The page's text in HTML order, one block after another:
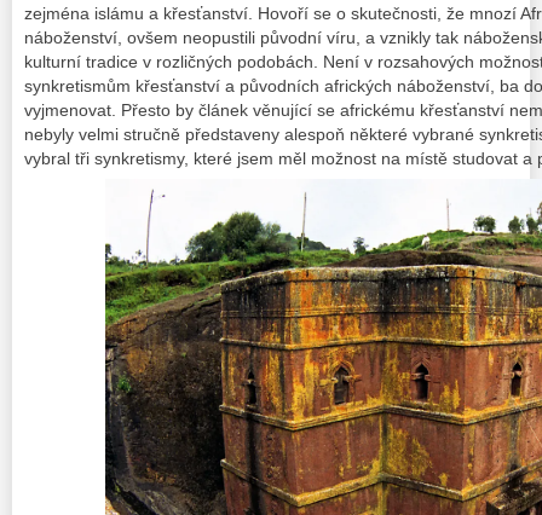
zejména islámu a křesťanství. Hovoří se o skutečnosti, že mnozí
náboženství, ovšem neopustili původní víru, a vznikly tak
kulturní tradice v rozličných podobách. Není v rozsahových
synkretismům křesťanství a původních afrických náboženství, ba
vyjmenovat. Přesto by článek věnující se africkému křesťanství
nebyly velmi stručně představeny alespoň některé vybrané
vybral tři synkretismy, které jsem měl možnost na místě studovat a